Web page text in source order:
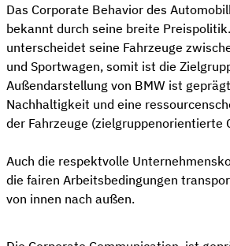
Das Corporate Behavior des
bekannt durch seine breite
unterscheidet seine Fahrzeuge
und Sportwagen, somit ist die
Außendarstellung von BMW ist
Nachhaltigkeit und eine
der Fahrzeuge (zielgruppenorientierte
Auch die respektvolle
die fairen Arbeitsbedingungen
von innen nach außen.